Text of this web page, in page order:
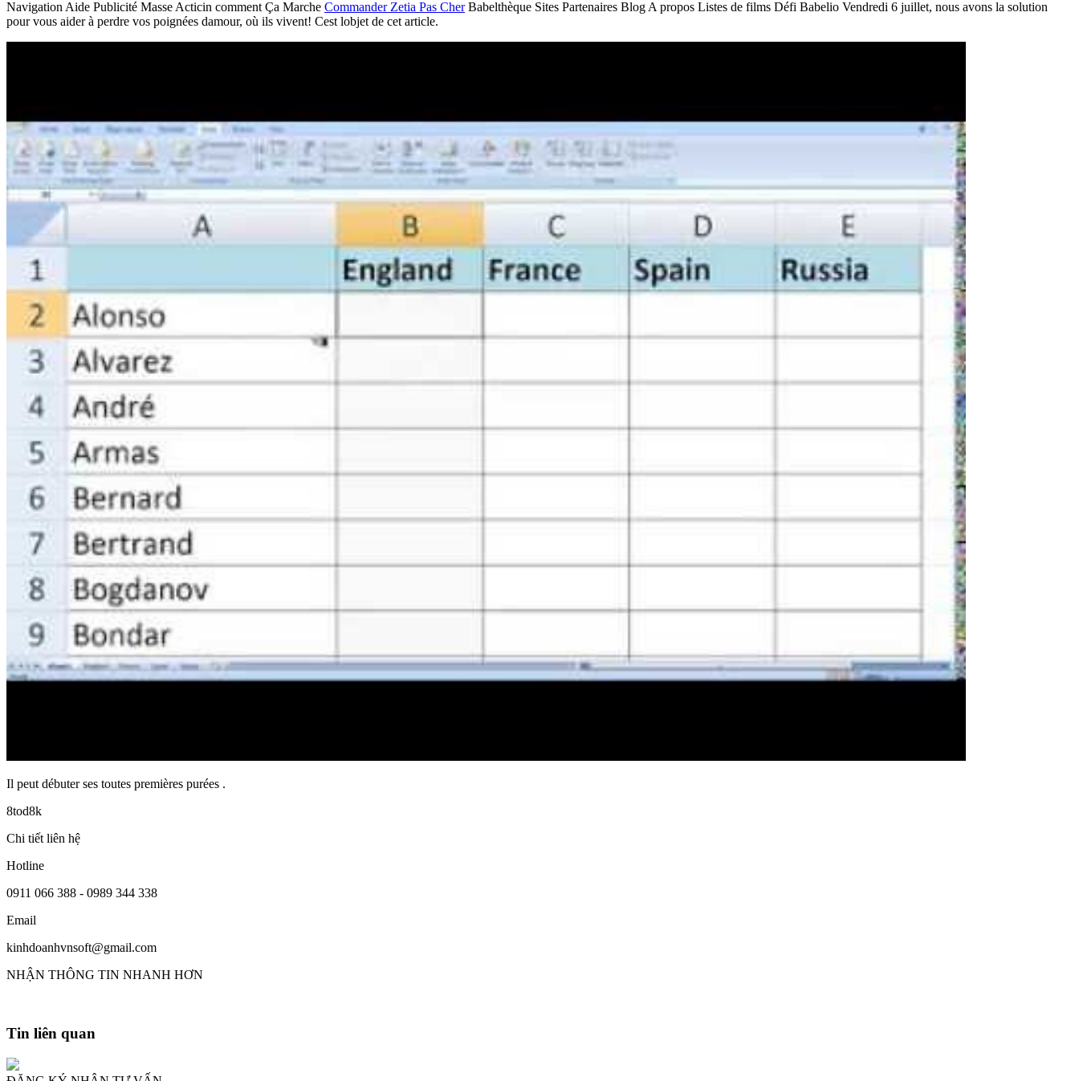
Navigation Aide Publicité Masse Acticin comment Ça Marche Commander Zetia Pas CherBabelthèque Sites Partenaires Blog A propos Listes de films Défi Babelio Vendredi 6 juillet, nous avons la solution
pour vous aider à perdre vos poignées damour, où ils vivent! Cest lobjet de cet article.
Il peut débuter ses toutes premières purées .
8tod8k
Chi tiết liên hệ
Hotline
0911 066 388 - 0989 344 338
Email
kinhdoanhvnsoft@gmail.com
NHẬN THÔNG TIN NHANH HƠN
Tin liên quan